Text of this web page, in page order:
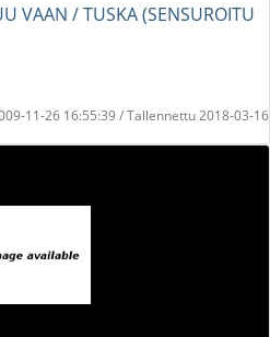
VAAN / TUSKA (SENSUROITU
11-26 16:55:39 / Tallennettu 2018-03-16